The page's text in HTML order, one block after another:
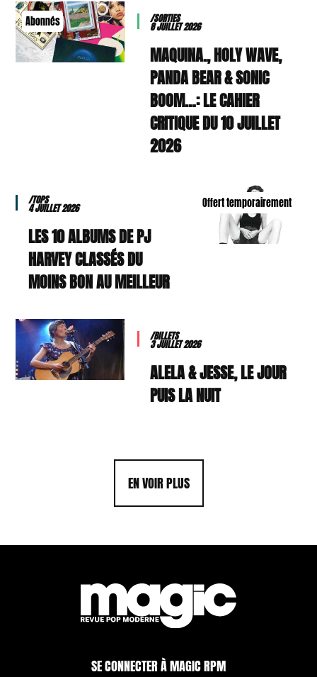
Abonnés /SORTIES
8 JUILLET 2026
MAQUINA., HOLY WAVE,
PANDA BEAR & SONIC
BOOM…: LE CAHIER
CRITIQUE DU 10 JUILLET
2026
Offert temporairement
/TOPS
4 JUILLET 2026
LES 10 ALBUMS DE PJ
HARVEY CLASSÉS DU
MOINS BON AU MEILLEUR
/BILLETS
3 JUILLET 2026
ALELA & JESSE, LE JOUR
PUIS LA NUIT
EN VOIR PLUS
SE CONNECTER À MAGIC RPM